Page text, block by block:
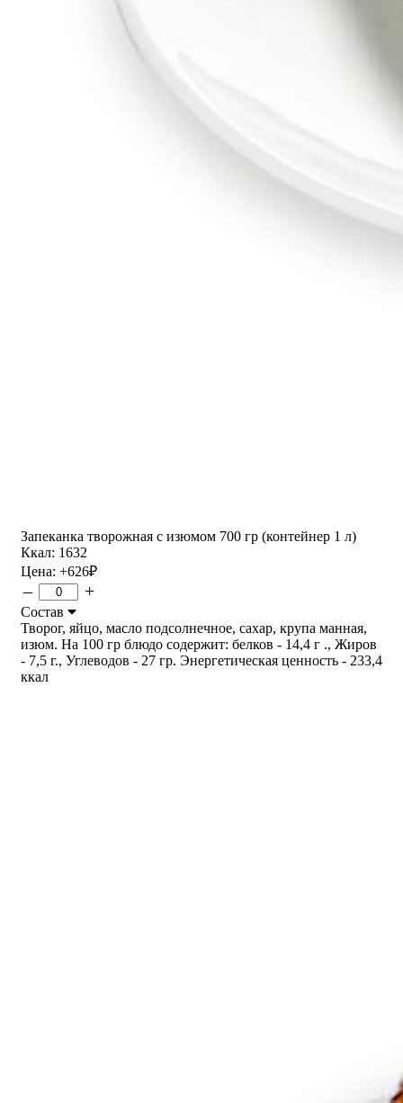
Запеканка творожная с изюмом 700 гр (контейнер 1 л)
Ккал: 1632
Цена: +626₽
– +
Состав
Творог, яйцо, масло подсолнечное, сахар, крупа манная,
изюм. На 100 гр блюдо содержит: белков - 14,4 г ., Жиров
- 7,5 г., Углеводов - 27 гр. Энергетическая ценность - 233,4
ккал